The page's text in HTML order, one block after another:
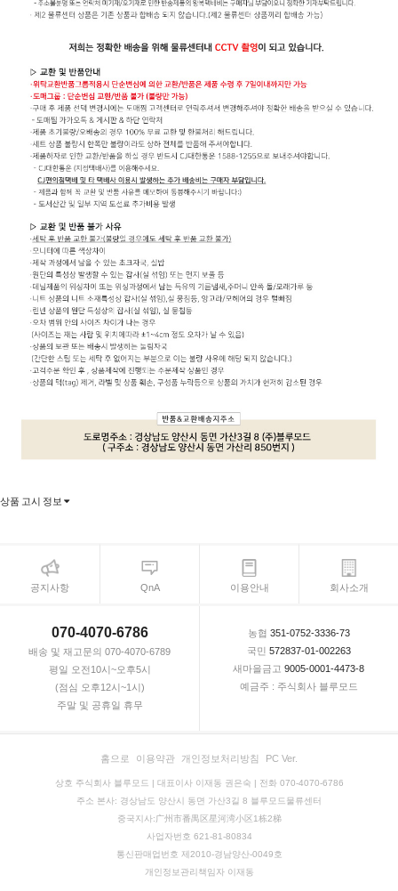
상품 고시 정보
공지사항 QnA 이용안내 회사소개
070-4070-6786
배송 및 재고문의 070-4070-6789
평일 오전10시~오후5시
(점심 오후12시~1시)
주말 및 공휴일 휴무
농협 351-0752-3336-73
국민 572837-01-002263
새마을금고 9005-0001-4473-8
예금주 : 주식회사 블루모드
홈으로 이용약관 개인정보처리방침 PC Ver.
상호 주식회사 블루모드 | 대표이사 이재동 권은숙 | 전화 070-4070-6786
주소 본사: 경상남도 양산시 동면 가산3길 8 블루모드물류센터
중국지사:广州市番禺区星河湾小区1栋2梯
사업자번호 621-81-80834
통신판매업번호 제2010-경남양산-0049호
개인정보관리책임자 이재동